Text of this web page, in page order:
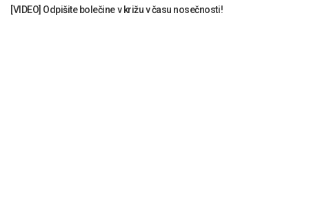
[VIDEO] Odpišite bolečine v križu v času nosečnosti!